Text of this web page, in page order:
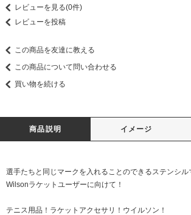
レビューを見る(0件)
レビューを投稿
この商品を友達に教える
この商品について問い合わせる
買い物を続ける
商品説明 イメージ
選手たちと同じマークを入れることのできるステンシル
Wilsonラケットユーザーに向けて！
テニス用品！ラケットアクセサリ！ウイルソン！